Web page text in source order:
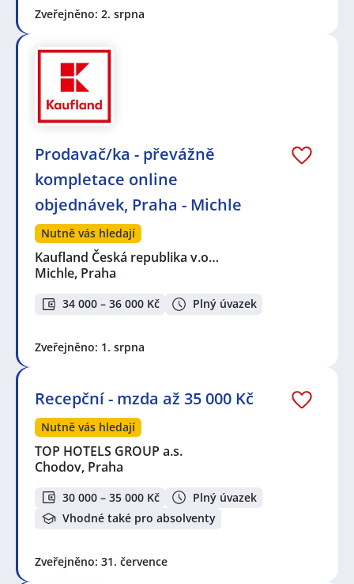
Zveřejněno: 2. srpna
Prodavač/ka - převážně
kompletace online
objednávek, Praha - Michle
Nutně vás hledají
Kaufland Česká republika v.o…
Michle, Praha
34 000 – 36 000 Kč Plný úvazek
Zveřejněno: 1. srpna
Recepční - mzda až 35 000 Kč
Nutně vás hledají
TOP HOTELS GROUP a.s.
Chodov, Praha
30 000 – 35 000 Kč
Plný úvazek
Vhodné také pro absolventy
Zveřejněno: 31. července